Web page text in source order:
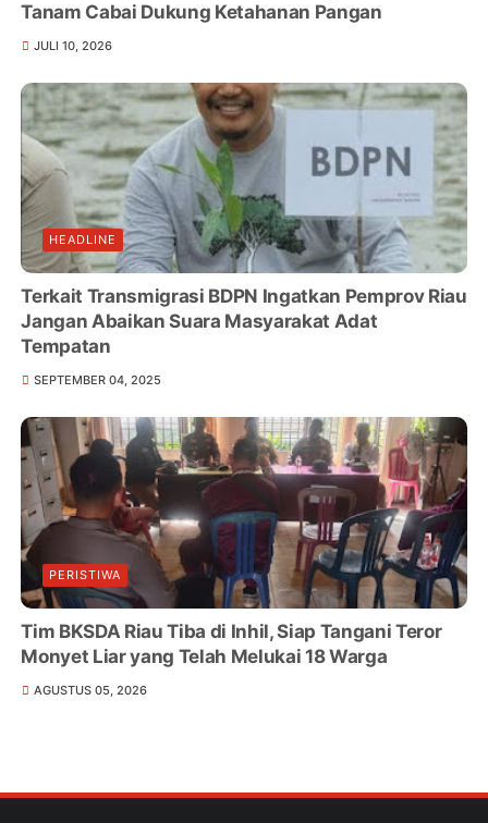
Tanam Cabai Dukung Ketahanan Pangan
JULI 10, 2026
HEADLINE
Terkait Transmigrasi BDPN Ingatkan Pemprov Riau
Jangan Abaikan Suara Masyarakat Adat
Tempatan
SEPTEMBER 04, 2025
PERISTIWA
Tim BKSDA Riau Tiba di Inhil, Siap Tangani Teror
Monyet Liar yang Telah Melukai 18 Warga
AGUSTUS 05, 2026